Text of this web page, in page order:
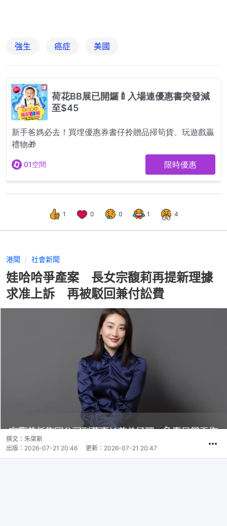
強生 癌症 美國
1 0 0 1 4
港聞 社會新聞
娃哈哈爭產案 長女宗馥莉再提新理據
求准上訴 再被駁回兼付訟費
撰文： 朱棨新
出版： 2026-07-21 20:46 更新： 2026-07-21 20:47